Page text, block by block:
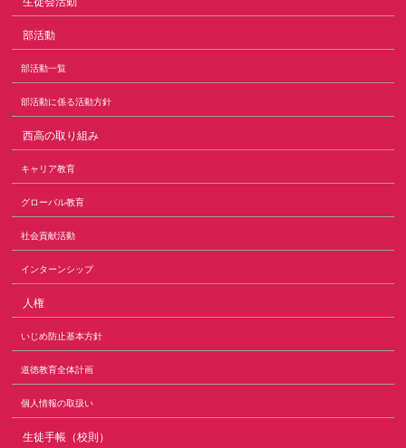
部活動
部活動一覧
部活動に係る活動方針
西高の取り組み
キャリア教育
グローバル教育
社会貢献活動
インターンシップ
人権
いじめ防止基本方針
道徳教育全体計画
個人情報の取扱い
生徒手帳（校則）